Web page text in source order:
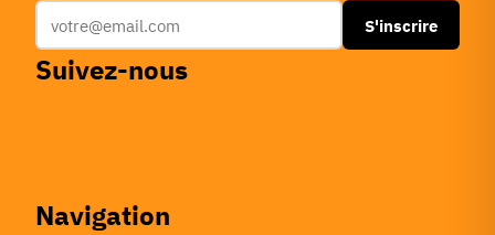
S'inscrire
Suivez-nous
Navigation